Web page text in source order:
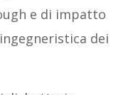
e di impatto
dei